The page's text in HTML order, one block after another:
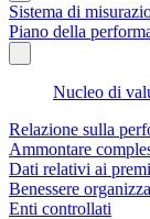
Sistema di
Piano della
Nucleo di
Relazione sulla
Ammontare
Dati relativi ai premi
Benessere
Enti controllati